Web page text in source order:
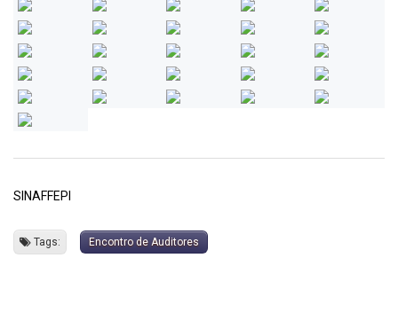
SINAFFEPI
Tags: Encontro de Auditores